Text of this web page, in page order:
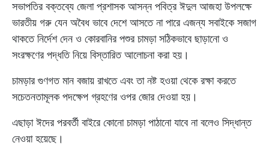
সভাপতির বক্তব্যে জেলা প্রশাসক আসন্ন পবিত্র ঈদুল আজহা উপলক্ষে
ভারতীয় গরু যেন অবৈধ ভাবে দেশে আসতে না পারে এজন্য সবাইকে সজাগ
থাকতে নির্দেশ দেন ও কোরবানির পশুর চামড়া সঠিকভাবে ছাড়ানো ও
সংরক্ষণের পদ্ধতি নিয়ে বিস্তারিত আলোচনা করা হয়।
চামড়ার গুণগত মান বজায় রাখতে এবং তা নষ্ট হওয়া থেকে রক্ষা করতে
সচেতনতামূলক পদক্ষেপ গ্রহণের ওপর জোর দেওয়া হয়।
এছাড়া ঈদের পরবর্তী বাইরে কোনো চামড়া পাঠানো যাবে না বলেও সিদ্ধান্ত
নেওয়া হয়েছে।